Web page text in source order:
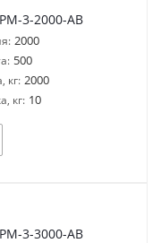
3-2000-AB
2000
500
кг: 2000
кг: 10
3-3000-AB